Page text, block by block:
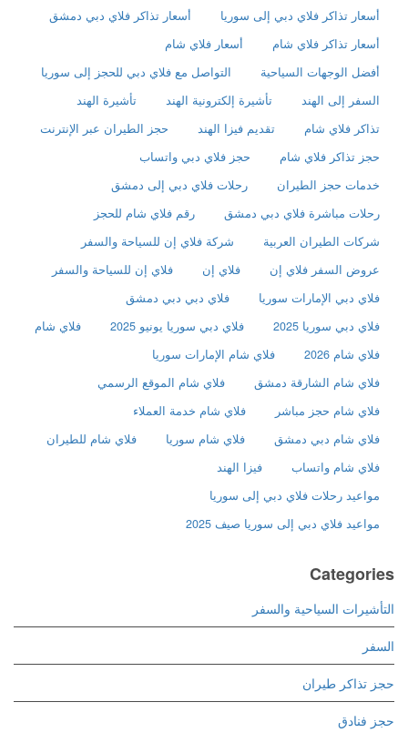
أسعار تذاكر فلاي دبي إلى سوريا
أسعار تذاكر فلاي دبي دمشق
أسعار تذاكر فلاي شام
أسعار فلاي شام
أفضل الوجهات السياحية
التواصل مع فلاي دبي للحجز إلى سوريا
السفر إلى الهند
تأشيرة إلكترونية الهند
تأشيرة الهند
تذاكر فلاي شام
تقديم فيزا الهند
حجز الطيران عبر الإنترنت
حجز تذاكر فلاي شام
حجز فلاي دبي واتساب
خدمات حجز الطيران
رحلات فلاي دبي إلى دمشق
رحلات مباشرة فلاي دبي دمشق
رقم فلاي شام للحجز
شركات الطيران العربية
شركة فلاي إن للسياحة والسفر
عروض السفر فلاي إن
فلاي إن
فلاي إن للسياحة والسفر
فلاي دبي الإمارات سوريا
فلاي دبي دبي دمشق
فلاي دبي سوريا 2025
فلاي دبي سوريا يونيو 2025
فلاي شام
فلاي شام 2026
فلاي شام الإمارات سوريا
فلاي شام الشارقة دمشق
فلاي شام الموقع الرسمي
فلاي شام حجز مباشر
فلاي شام خدمة العملاء
فلاي شام دبي دمشق
فلاي شام سوريا
فلاي شام للطيران
فلاي شام واتساب
فيزا الهند
مواعيد رحلات فلاي دبي إلى سوريا
مواعيد فلاي دبي إلى سوريا صيف 2025
Categories
التأشيرات السياحية والسفر
السفر
حجز تذاكر طيران
حجز فنادق